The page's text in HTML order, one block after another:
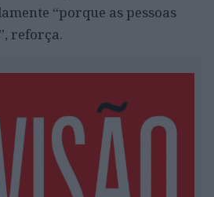
“porque as pessoas
reforça.